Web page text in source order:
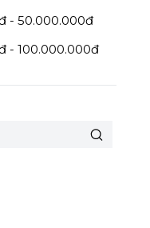
- 50.000.000đ
- 100.000.000đ